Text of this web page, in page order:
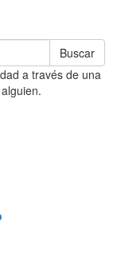
Buscar
a través de una